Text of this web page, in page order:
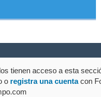
tienen acceso a esta
o registra una cuentacon